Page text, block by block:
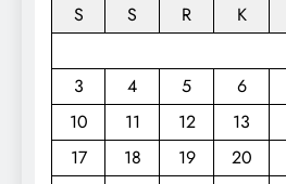
S
S R K
3
4 5 6
10
11 12 13
17
18 19 20